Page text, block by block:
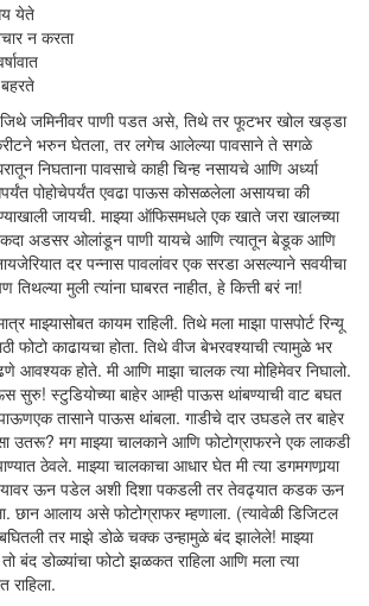
येते
न करता
जिथे जमिनीवर पाणी पडत असे, तिथे तर फूटभर खोल खड्डा
भरुन घेतला, तर लगेच आलेल्या पावसाने ते सगळे
निघताना पावसाचे काही चिन्ह नसायचे आणि अर्ध्या
पोहोचेपर्यंत एवढा पाऊस कोसळलेला असायचा की
जायची. माझ्या ऑफिसमधले एक खाते जरा खालच्या
अडसर ओलांडून पाणी यायचे आणि त्यातून बेडूक आणि
दर पन्नास पावलांवर एक सरडा असल्याने सवयीचा
मुली त्यांना घाबरत नाहीत, हे कित्ती बरं ना!
माझ्यासोबत कायम राहिली. तिथे मला माझा पासपोर्ट रिन्यू
फोटो काढायचा होता. तिथे वीज बेभरवश्याची त्यामुळे भर
आवश्यक होते. मी आणि माझा चालक त्या मोहिमेवर निघालो.
सुरु! स्टुडियोच्या बाहेर आम्ही पाऊस थांबण्याची वाट बघत
तासाने पाऊस थांबला. गाडीचे दार उघडले तर बाहेर
उतरू? मग माझ्या चालकाने आणि फोटोग्राफरने एक लाकडी
ठेवले. माझ्या चालकाचा आधार घेत मी त्या डगमगणार्‍या
ऊन पडेल अशी दिशा पकडली तर तेवढ्यात कडक ऊन
छान आलाय असे फोटोग्राफर म्हणाला. (त्यावेळी डिजिटल
तर माझे डोळे चक्क उन्हामुळे बंद झालेले! माझ्या
तो बंद डोळ्यांचा फोटो झळकत राहिला आणि मला त्या